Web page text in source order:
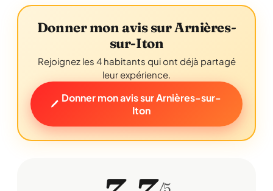
Donner mon avis sur Arnières-
sur-Iton
Rejoignez les 4 habitants qui ont déjà partagé
leur expérience.
Donner mon avis sur Arnières-sur-
Iton